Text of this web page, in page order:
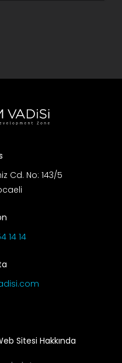
Cd. No: 143/5
14 14
Sitesi Hakkında